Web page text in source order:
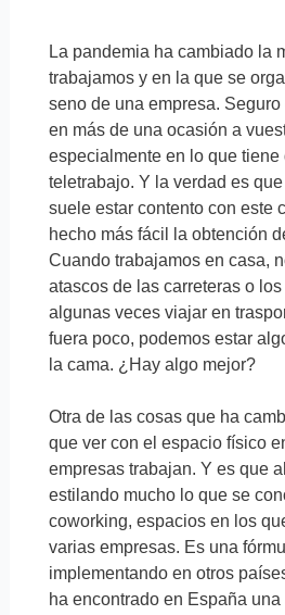
La pandemia ha cambiado la
trabajamos y en la que se
seno de una empresa.
en más de una ocasión a
especialmente en lo que tiene
teletrabajo. Y la verdad es
suele estar contento con este
hecho más fácil la obtención
Cuando trabajamos en casa,
atascos de las carreteras o
algunas veces viajar en
fuera poco, podemos estar
la cama. ¿Hay algo mejor?
Otra de las cosas que ha
que ver con el espacio físico
empresas trabajan. Y es que
estilando mucho lo que se
coworking, espacios en los
varias empresas. Es una
implementando en otros
ha encontrado en España